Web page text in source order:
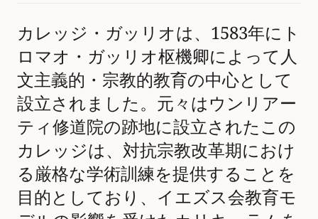
カレッジ・ガッリオは、1583年にト
ロマオ・ガッリオ枢機卿によって人
文主義的・宗教的教育の中心として
設立されました。元々はウンリアー
ティ修道院の跡地に設立されたこの
カレッジは、対抗宗教改革期におけ
る厳格な学術訓練を提供することを
目的としており、イエズス会教育モ